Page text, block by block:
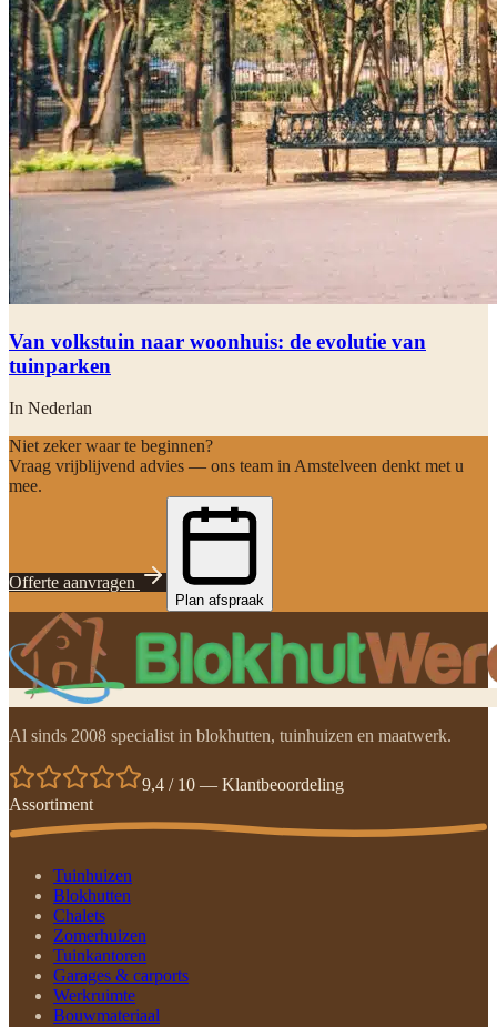
Van volkstuin naar woonhuis: de evolutie van
tuinparken
In Nederlan
Niet zeker waar te beginnen?
Vraag vrijblijvend advies — ons team in Amstelveen denkt met u
mee.
Offerte aanvragen
Plan afspraak
Al sinds 2008 specialist in blokhutten, tuinhuizen en maatwerk.
9,4 / 10 — Klantbeoordeling
Assortiment
Tuinhuizen
Blokhutten
Chalets
Zomerhuizen
Tuinkantoren
Garages & carports
Werkruimte
Bouwmateriaal